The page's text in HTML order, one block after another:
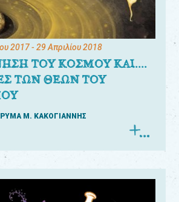
2017- 29 Απριλίου 2018
ΤΟΥ ΚΟΣΜΟΥ ΚΑΙ....
ΤΩΝ ΘΕΩΝ ΤΟΥ
Μ. ΚΑΚΟΓΙΑΝΝΗΣ